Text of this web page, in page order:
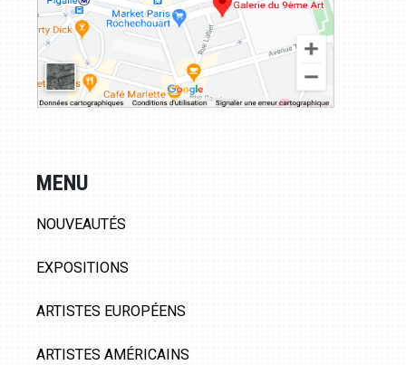
MENU
NOUVEAUTÉS
EXPOSITIONS
ARTISTES EUROPÉENS
ARTISTES AMÉRICAINS